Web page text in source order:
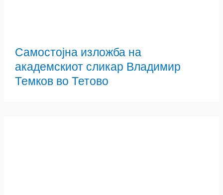
Самостојна изложба на
академскиот сликар Владимир
Темков во Тетово